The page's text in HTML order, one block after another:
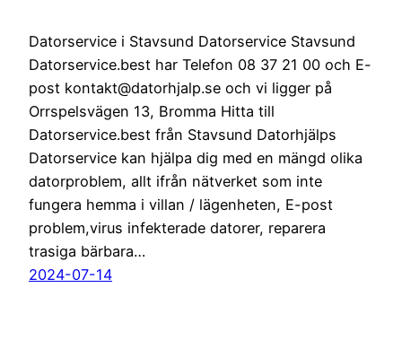
Datorservice i Stavsund Datorservice Stavsund
Datorservice.best har Telefon 08 37 21 00 och E-
post kontakt@datorhjalp.se och vi ligger på
Orrspelsvägen 13, Bromma Hitta till
Datorservice.best från Stavsund Datorhjälps
Datorservice kan hjälpa dig med en mängd olika
datorproblem, allt ifrån nätverket som inte
fungera hemma i villan / lägenheten, E-post
problem,virus infekterade datorer, reparera
trasiga bärbara…
2024-07-14